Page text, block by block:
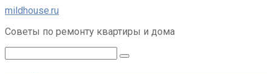
Перейти
контенту
mildhouse.ru
Советы по ремонту квартиры и дома